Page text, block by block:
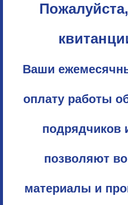
Ваши
оплату работы
подрядчиков
позволяют
материалы и